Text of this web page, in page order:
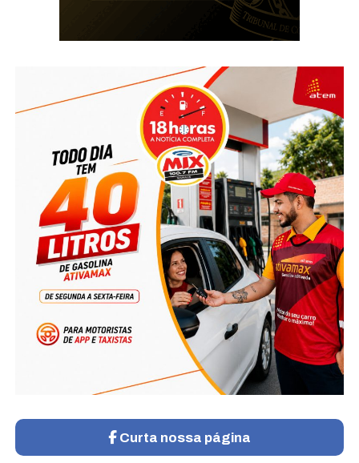
Curta nossa página